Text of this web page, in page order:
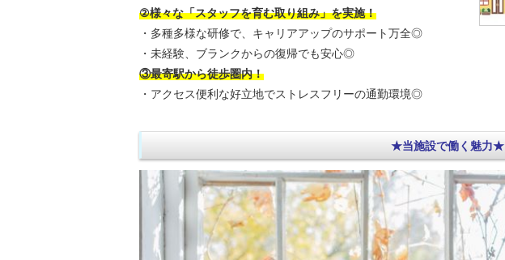
②様々な「スタッフを育む取り組み」を実施！
・多種多様な研修で、キャリアアップのサポート万全◎
・未経験、ブランクからの復帰でも安心◎
③最寄駅から徒歩圏内！
・アクセス便利な好立地でストレスフリーの通勤環境◎
★当施設で働く魅力★